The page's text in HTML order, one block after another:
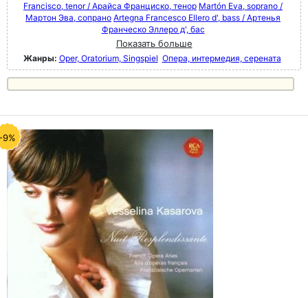
Francisco, tenor / Арайса Франциско, тенор Martón Eva, soprano /
Мартон Эва, сопрано Artegna Francesco Ellero d', bass / Артенья
Франческо Эллеро д', бас
Показать больше
Жанры: Oper, Oratorium, Singspiel Опера, интермедия, серената
9%